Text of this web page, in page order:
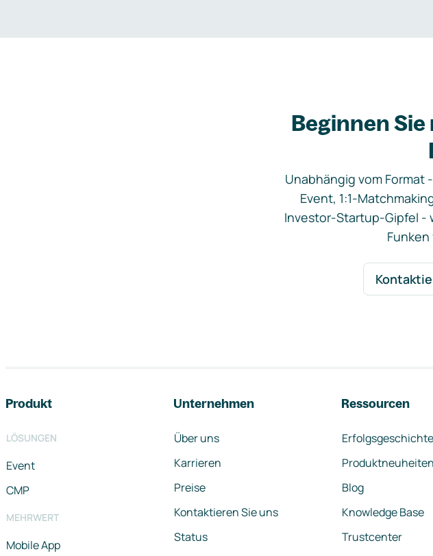
Beginnen
Unabhängig vom
Event, 1:1-
Investor-Startup-Gipfel -
Produkt
LÖSUNGEN
Event
CMP
MEHRWERT
Mobile App
Unternehmen
Über uns
Karrieren
Preise
Kontaktieren Sie uns
Status
Ressourcen
Produktneuheiten
Blog
Knowledge Base
Trustcenter